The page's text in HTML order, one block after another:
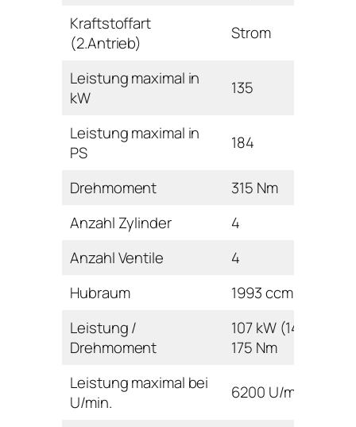
Kraftstoffart
(2.Antrieb)
Strom
Leistung maximal in
kW
135
Leistung maximal in
PS
184
Drehmoment
315 Nm
Anzahl Zylinder
4
Anzahl Ventile
4
Hubraum
1993 ccm
Leistung /
Drehmoment
107 kW (145 PS) /
175 Nm
Leistung maximal bei
U/min.
6200 U/min